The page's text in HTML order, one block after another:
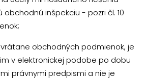
obchodnú inšpekciu - pozri čl. 10
vrátane obchodných podmienok, je
v elektronickej podobe po dobu
právnymi predpismi a nie je